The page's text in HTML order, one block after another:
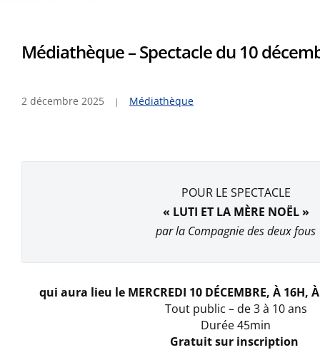
Médiathèque – Spectacle du 10
2 décembre 2025 Médiathèque
POUR LE SPECTACLE
« LUTI ET LA MÈRE NOËL »
par la Compagnie des deux fous
qui aura lieu le MERCREDI 10 DÉCEMBRE, À 16H, À
Tout public – de 3 à 10 ans
Durée 45min
Gratuit sur inscription